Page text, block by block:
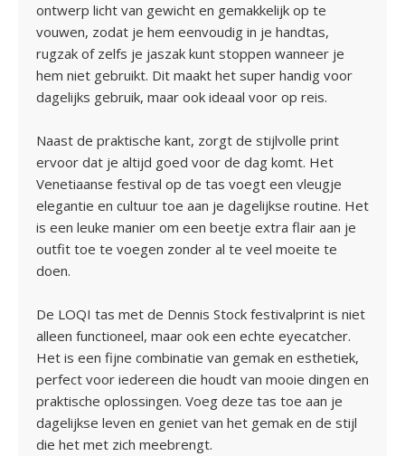
ontwerp licht van gewicht en gemakkelijk op te
vouwen, zodat je hem eenvoudig in je handtas,
rugzak of zelfs je jaszak kunt stoppen wanneer je
hem niet gebruikt. Dit maakt het super handig voor
dagelijks gebruik, maar ook ideaal voor op reis.
Naast de praktische kant, zorgt de stijlvolle print
ervoor dat je altijd goed voor de dag komt. Het
Venetiaanse festival op de tas voegt een vleugje
elegantie en cultuur toe aan je dagelijkse routine. Het
is een leuke manier om een beetje extra flair aan je
outfit toe te voegen zonder al te veel moeite te
doen.
De LOQI tas met de Dennis Stock festivalprint is niet
alleen functioneel, maar ook een echte eyecatcher.
Het is een fijne combinatie van gemak en esthetiek,
perfect voor iedereen die houdt van mooie dingen en
praktische oplossingen. Voeg deze tas toe aan je
dagelijkse leven en geniet van het gemak en de stijl
die het met zich meebrengt.